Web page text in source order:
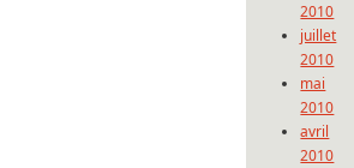
2010
juillet
2010
mai
2010
avril
2010